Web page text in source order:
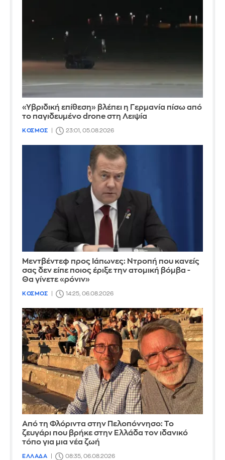
«Υβριδική επίθεση» βλέπει η Γερμανία πίσω από
το παγιδευμένο drone στη Λειψία
ΚΟΣΜΟΣ 23:01, 05.08.2026
Μεντβέντεφ προς Ιάπωνες: Ντροπή που κανείς
σας δεν είπε ποιος έριξε την ατομική βόμβα -
Θα γίνετε «ρόνιν»
ΚΟΣΜΟΣ 14:25, 06.08.2026
Από τη Φλόριντα στην Πελοπόννησο: Το
ζευγάρι που βρήκε στην Ελλάδα τον ιδανικό
τόπο για μια νέα ζωή
ΕΛΛΑΔΑ 08:35, 06.08.2026